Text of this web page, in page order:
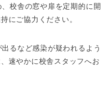
校舎の窓や扉を定期的に開
にご協力ください。
るなど感染が疑われるよう
速やかに校舎スタッフへお